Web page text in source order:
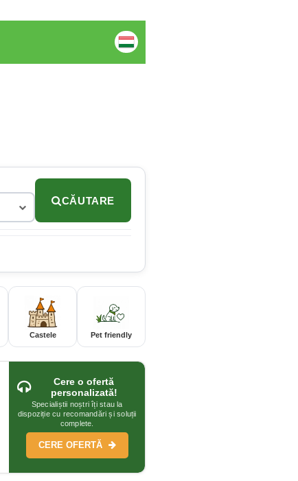
CĂUTARE
Castele Pet friendly
Cere o ofertă
personalizată!
Specialiștii noștri îți stau la
dispoziție cu recomandări și soluții
complete.
CERE OFERTĂ